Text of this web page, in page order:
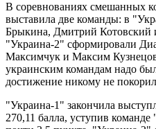
В соревнованиях смешанных
выставила две команды: в
Брыкина, Дмитрий Котовский
"Украина-2" сформировали
Максимчук и Максим
украинским командам надо
достижение никому не
"Украина-1" закончила
270,11 балла, уступив